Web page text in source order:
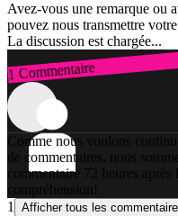
Avez-vous une remarque ou
pouvez nous transmettre
La discussion est chargée...
1 Commentaire
Connexion
Comme nous voulons
de commentaires, nous
commentaire 72 heures
compréhension!
1
Afficher tous les